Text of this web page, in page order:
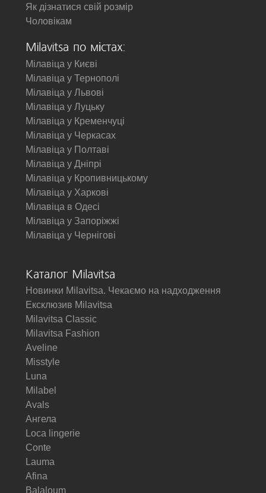
Як дізнатися свій розмір
Чоловікам
Milavitsa по містах:
Мілавіца у Києві
Мілавіца у Тернополі
Мілавіца у Львові
Мілавіца у Луцьку
Мілавіца у Кременчуці
Мілавіца у Черкасах
Мілавіца у Полтаві
Мілавіца у Дніпрі
Мілавіца у Кропивницькому
Мілавіца у Харкові
Мілавіца в Одесі
Мілавіца у Запоріжжі
Мілавіца у Чернігові
Каталог Milavitsa
Новинки Milavitsa. Чекаємо на надходження
Ексклюзив Milavitsa
Milavitsa Classic
Milavitsa Fashion
Aveline
Misstyle
Luna
Milabel
Avals
Ангела
Loca lingerie
Conte
Lauma
Afina
Balaloum